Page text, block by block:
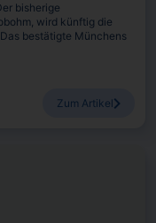
bisherige
wird künftig die
bestätigte Münchens
Zum Artikel